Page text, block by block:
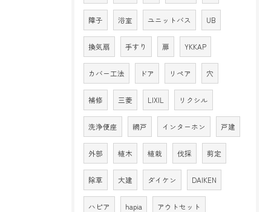
障子 浴室 ユニットバス UB
換気扇 手すり 扉 YKKAP
カバー工法 ドア リペア 穴
補修 三菱 LIXIL リクシル
洗浄便座 網戸 インターホン 戸建
外部 植木 植栽 伐採 剪定
除草 大建 ダイケン DAIKEN
ハピア hapia アウトセット